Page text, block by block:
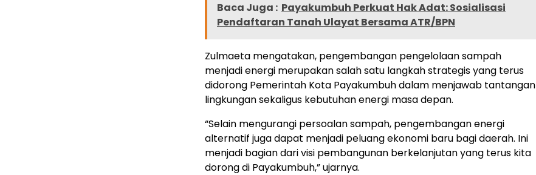
Baca Juga : Payakumbuh Perkuat Hak Adat: Sosialisasi
Pendaftaran Tanah Ulayat Bersama ATR/BPN
Zulmaeta mengatakan, pengembangan pengelolaan sampah
menjadi energi merupakan salah satu langkah strategis yang terus
didorong Pemerintah Kota Payakumbuh dalam menjawab tantangan
lingkungan sekaligus kebutuhan energi masa depan.
“Selain mengurangi persoalan sampah, pengembangan energi
alternatif juga dapat menjadi peluang ekonomi baru bagi daerah. Ini
menjadi bagian dari visi pembangunan berkelanjutan yang terus kita
dorong di Payakumbuh,” ujarnya.